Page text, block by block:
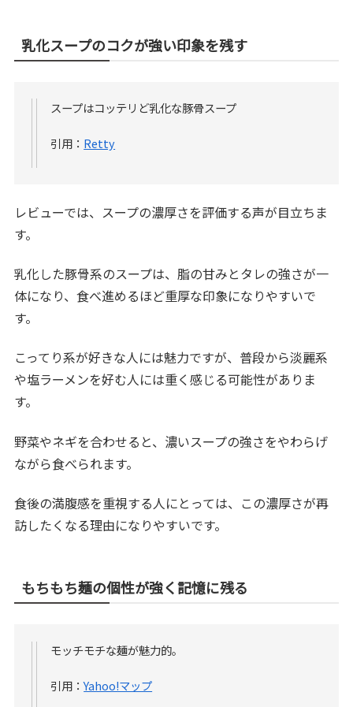
乳化スープのコクが強い印象を残す
スープはコッテリど乳化な豚骨スープ
引用： Retty
レビューでは、スープの濃厚さを評価する声が目立ちま
す。
乳化した豚骨系のスープは、脂の甘みとタレの強さが一
体になり、食べ進めるほど重厚な印象になりやすいで
す。
こってり系が好きな人には魅力ですが、普段から淡麗系
や塩ラーメンを好む人には重く感じる可能性がありま
す。
野菜やネギを合わせると、濃いスープの強さをやわらげ
ながら食べられます。
食後の満腹感を重視する人にとっては、この濃厚さが再
訪したくなる理由になりやすいです。
もちもち麺の個性が強く記憶に残る
モッチモチな麺が魅力的。
引用：Yahoo!マップ